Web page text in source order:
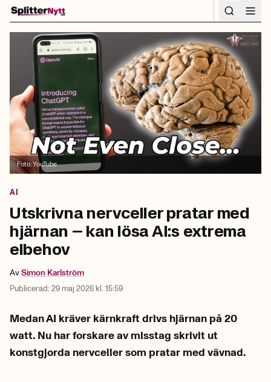
Hoppa till innehåll
Foto:YouTube
AI
Utskrivna nervceller pratar med
hjärnan – kan lösa AI:s extrema
elbehov
AvSimon Karlström
Publicerad: 29 maj 2026 kl. 15:59
Medan AI kräver kärnkraft drivs hjärnan på 20
watt. Nu har forskare av misstag skrivit ut
konstgjorda nervceller som pratar med vävnad.